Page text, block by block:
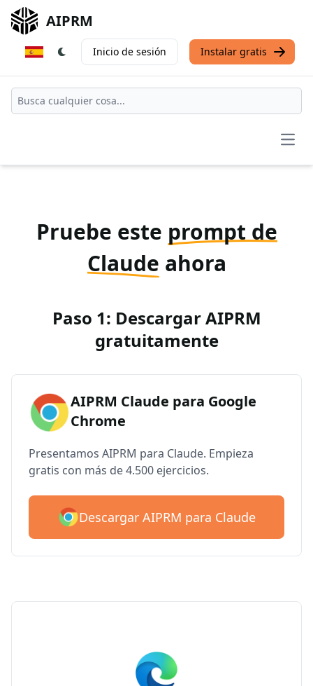
AIPRM
Inicio de sesión Instalar gratis
Pruebe este prompt de
Claude ahora
Paso 1: Descargar AIPRM
gratuitamente
AIPRM Claude para Google
Chrome
Presentamos AIPRM para Claude. Empieza
gratis con más de 4.500 ejercicios.
Descargar AIPRM para Claude